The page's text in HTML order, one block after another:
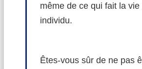
même de ce qui fait la vie
individu.
Êtes-vous sûr de ne pas